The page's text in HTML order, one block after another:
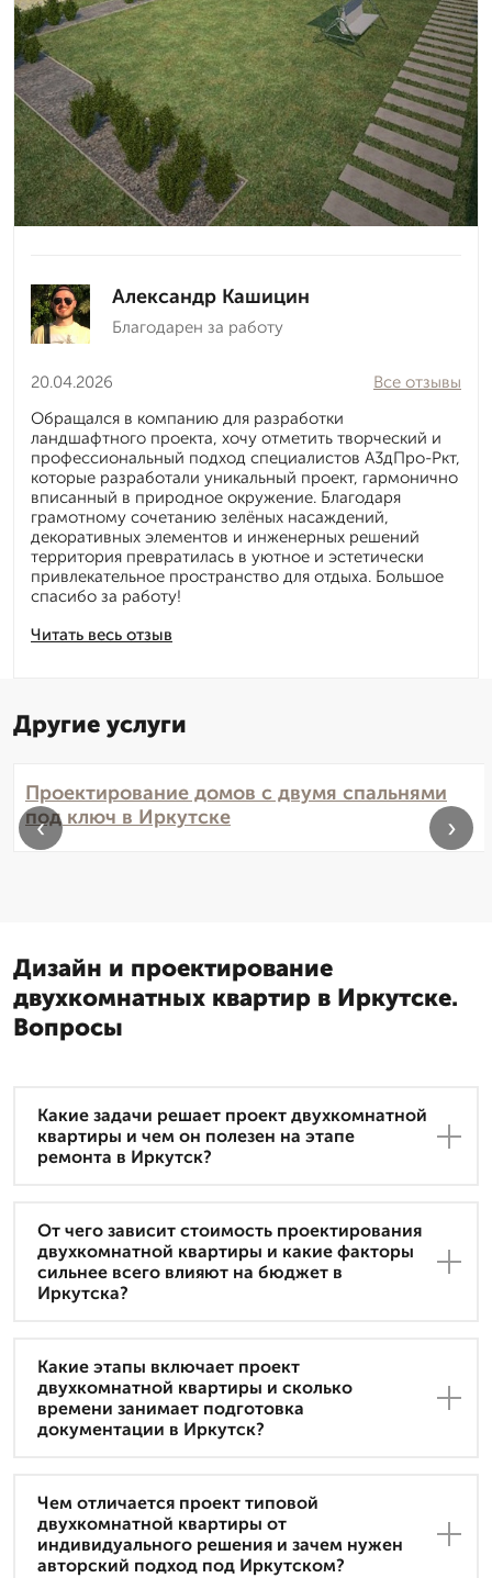
Александр Кашицин
Благодарен за работу
20.04.2026
Читать весь отзыв
Все отзывы
Обращался в компанию для разработки
ландшафтного проекта, хочу отметить творческий и
профессиональный подход специалистов А3дПро-Ркт,
которые разработали уникальный проект, гармонично
вписанный в природное окружение. Благодаря
грамотному сочетанию зелёных насаждений,
декоративных элементов и инженерных решений
территория превратилась в уютное и эстетически
привлекательное пространство для отдыха. Большое
спасибо за работу!
Другие услуги
Проектирование домов с двумя спальнями
под ключ в Иркутске
‹ ›
Дизайн и проектирование
двухкомнатных квартир в Иркутске.
Вопросы
Какие задачи решает проект двухкомнатной
квартиры и чем он полезен на этапе
ремонта в Иркутск?
От чего зависит стоимость проектирования
двухкомнатной квартиры и какие факторы
сильнее всего влияют на бюджет в
Иркутска?
Какие этапы включает проект
двухкомнатной квартиры и сколько
времени занимает подготовка
документации в Иркутск?
Чем отличается проект типовой
двухкомнатной квартиры от
индивидуального решения и зачем нужен
авторский подход под Иркутском?